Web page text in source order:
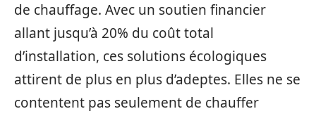
de chauffage. Avec un soutien financier
allant jusqu’à 20% du coût total
d’installation, ces solutions écologiques
attirent de plus en plus d’adeptes. Elles ne se
contentent pas seulement de chauffer